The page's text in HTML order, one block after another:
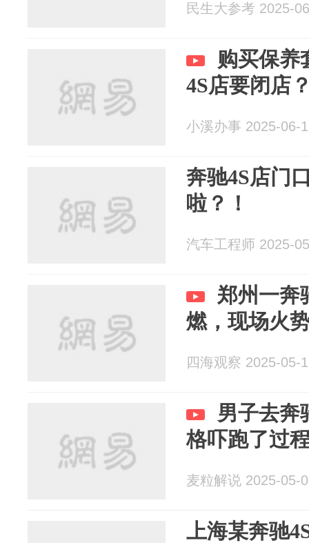
民生大参考 2025-
购买保养
4S店要闭店
小溪办事 2025-06-
奔驰4S店门
啦？！
汽车工程师 2025-
郑州一奔
燃，现场火
四海观察 2025-05-
男子去奔
格吓跑了过
麦粒解说 2025-05-
上海某奔驰